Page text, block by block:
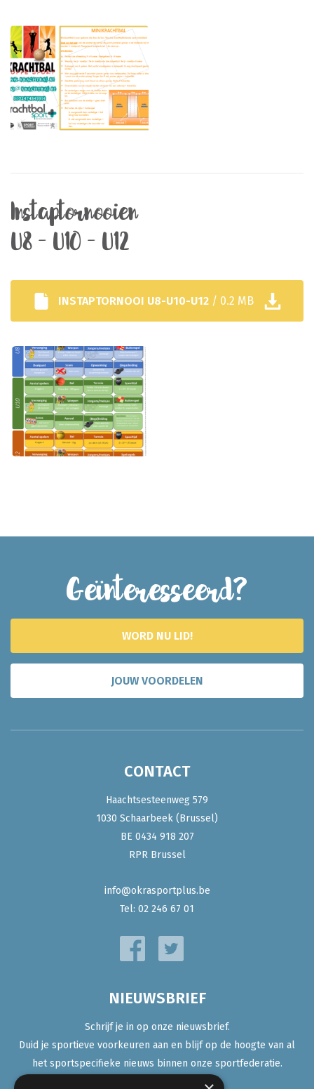
Instaptornooien
U8 – U10 – U12
INSTAPTORNOOI U8-U10-U12 / 0.2 MB
Geïnteresseerd?
WORD NU LID!
JOUW VOORDELEN
CONTACT
Haachtsesteenweg 579
1030 Schaarbeek (Brussel)
BE 0434 918 207
RPR Brussel
info@okrasportplus.be
Tel: 02 246 67 01
NIEUWSBRIEF
Schrijf je in op onze nieuwsbrief.
Duid je sportieve voorkeuren aan en blijf op de hoogte van al
het sportspecifieke nieuws binnen onze sportfederatie.